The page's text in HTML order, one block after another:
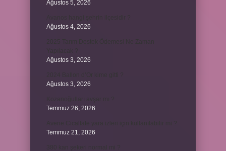
Ağustos 5, 2026
Ağustos 4, 2026
Ağustos 3, 2026
Ağustos 3, 2026
Temmuz 26, 2026
Temmuz 21, 2026